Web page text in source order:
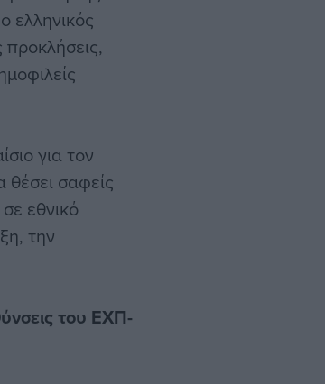
ελληνικός
προκλήσεις,
για τον
θέσει σαφείς
εθνικό
την
του ΕΧΠ-